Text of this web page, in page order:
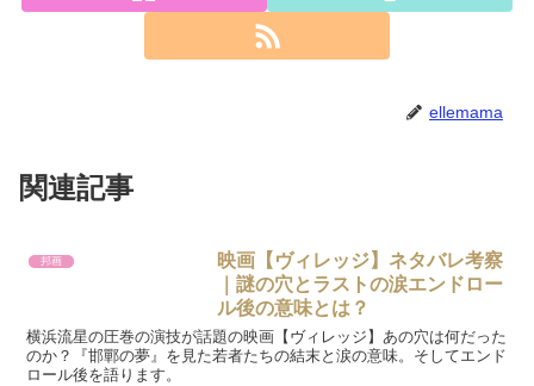
ellemama
関連記事
邦画
映画【ヴィレッジ】ネタバレ考察
｜謎の穴とラストの涙エンドロー
ル後の意味とは？
横浜流星の圧巻の演技が話題の映画【ヴィレッジ】あの穴は何だった
のか？『邯鄲の夢』を見た若者たちの結末と涙の意味。そしてエンド
ロール後を語ります。